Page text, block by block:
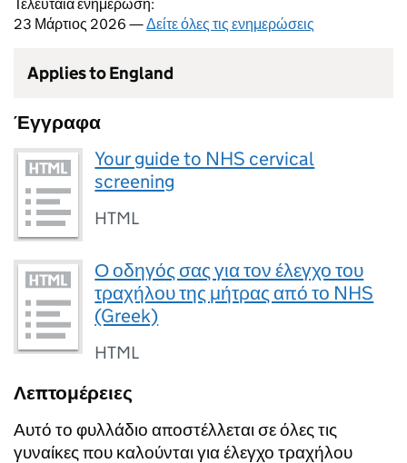
Τελευταία ενημέρωση:
23 Μάρτιος 2026 —Δείτε όλες τις ενημερώσεις
Applies to England
Έγγραφα
Your guide to NHS cervical
screening
HTML
Ο οδηγός σας για τον έλεγχο του
τραχήλου της μήτρας από το NHS
(Greek)
HTML
Λεπτομέρειες
Αυτό το φυλλάδιο αποστέλλεται σε όλες τις
γυναίκες που καλούνται για έλεγχο τραχήλου